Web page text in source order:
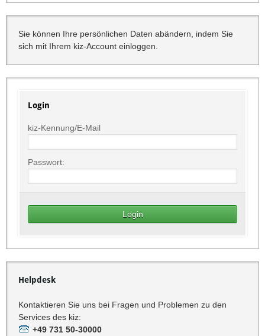
Sie können Ihre persönlichen Daten abändern, indem Sie
sich mit Ihrem kiz-Account einloggen.
Login
kiz-Kennung/E-Mail
Passwort:
Helpdesk
Kontaktieren Sie uns bei Fragen und Problemen zu den
Services des kiz:
+49 731 50-30000